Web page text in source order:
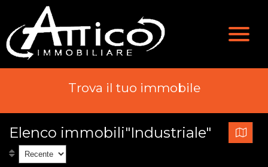
Valutazione
Immobili
Contatti
Trova il tuo immobile
Elenco immobili"Industriale"